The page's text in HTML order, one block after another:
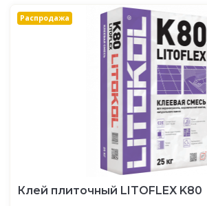
Распродажа
Клей плиточный LITOFLEX K80